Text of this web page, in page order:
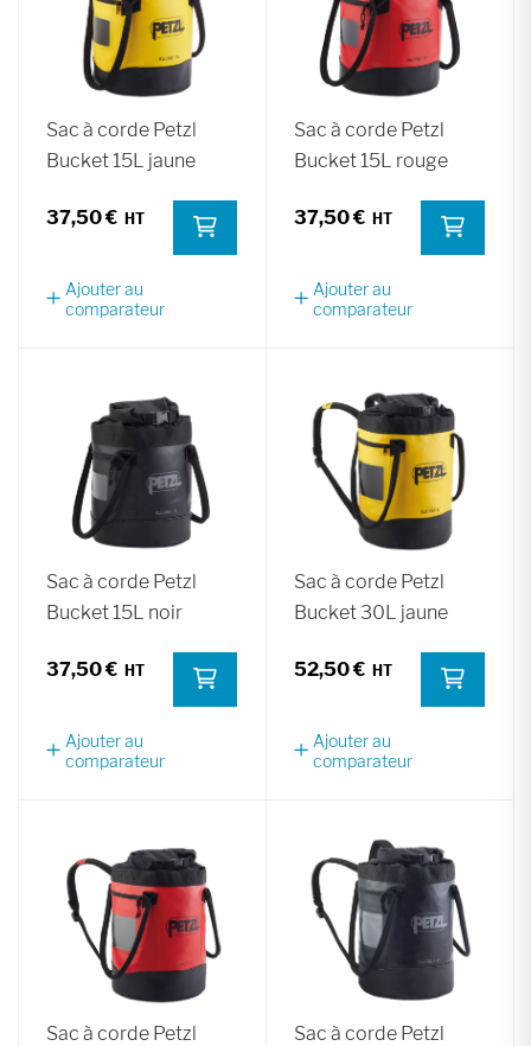
Sac à corde Petzl
Bucket 15L jaune
37,50 €
Ajouter au
comparateur
Sac à corde Petzl
Bucket 15L rouge
37,50 €
Ajouter au
comparateur
Sac à corde Petzl
Bucket 15L noir
37,50 €
Ajouter au
comparateur
Sac à corde Petzl
Bucket 30L jaune
52,50 €
Ajouter au
comparateur
Sac à corde Petzl
Sac à corde Petzl